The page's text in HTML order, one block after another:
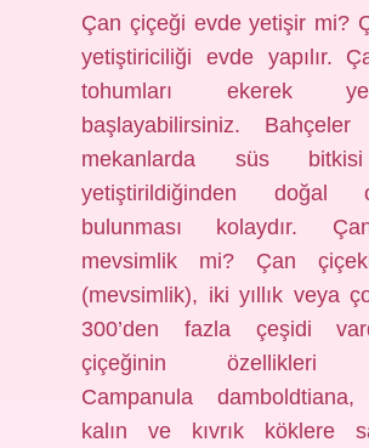
Çan çiçeği evde yetişir mi?
yetiştiriciliği evde yapılır.
tohumları ekerek
başlayabilirsiniz.
mekanlarda süs
yetiştirildiğinden doğal
bulunması kolaydır.
mevsimlik mi? Çan
(mevsimlik), iki yıllık veya
300’den fazla çeşidi
çiçeğinin özellikleri
Campanula damboldtiana,
kalın ve kıvrık köklere